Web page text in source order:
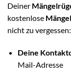
Deiner
kostenlose
nicht zu vergessen:
Deine
Mail-Adresse